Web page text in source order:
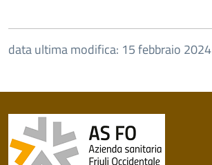
data ultima modifica: 15 febbraio 2024